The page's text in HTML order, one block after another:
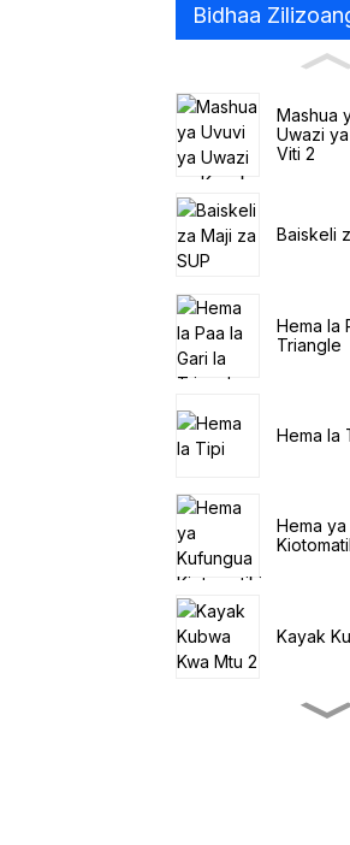
Bidhaa
Mashua
Uwazi
Viti 2
Baiskeli
Hema la
Triangle
Hema la
Hema
Kayak